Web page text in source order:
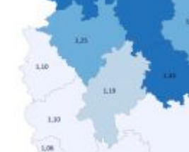
Menschen mit…